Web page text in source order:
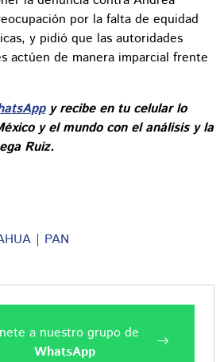
por la falta de equidad
y pidió que las autoridades
actúen de manera imparcial frente
y recibe en tu celular lo
y el mundo con el análisis y la
Ruiz.
PAN
a nuestro grupo de
WhatsApp